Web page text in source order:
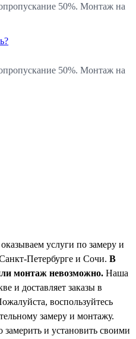
50%. Монтаж на
50%. Монтаж на
услуги по замеру и
Петербурге и Сочи. В
монтаж невозможно. Наша
и доставляет заказы в
воспользуйтесь
замеру и монтажу.
и установить своими